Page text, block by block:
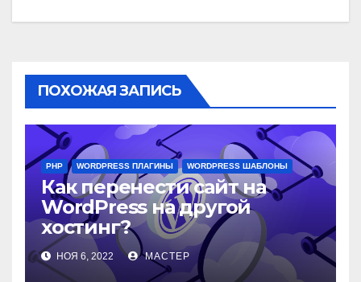
ПОХОЖАЯ ЗАПИСЬ
PHP WORDPRESS ПЛАГИНЫ WORDPRESS ШАБЛОНЫ
Как перенести сайт на
WordPress на другой
хостинг?
НОЯ 6, 2022 МАСТЕР